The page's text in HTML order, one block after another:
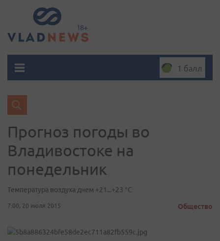
1 балл
Прогноз погоды во
Владивостоке на
понедельник
Температура воздуха днем +21...+23 °C
7:00, 20 июля 2015 Общество